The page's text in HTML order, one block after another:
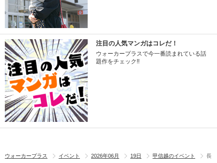
注目の人気マンガはコレだ！
ウォーカープラスで今一番読まれている話
題作をチェック!!
ウォーカープラス イベント 2026年06月 19日 甲信越のイベント
長